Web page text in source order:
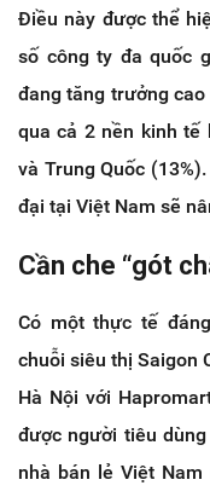
Điều này được thể
số công ty đa quốc
đang tăng trưởng
qua cả 2 nền kinh tế
và Trung Quốc
đại tại Việt Nam sẽ
Cần che “gót
Có một thực tế
chuỗi siêu thị Saigon
Hà Nội với
được người tiêu
nhà bán lẻ Việt